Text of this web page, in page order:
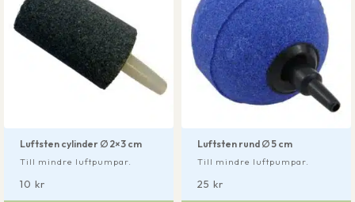
Luftsten cylinder ∅ 2×3 cm
10 kr
Till mindre luftpumpar.
Luftsten rund ∅ 5 cm
25 kr
Till mindre luftpumpar.